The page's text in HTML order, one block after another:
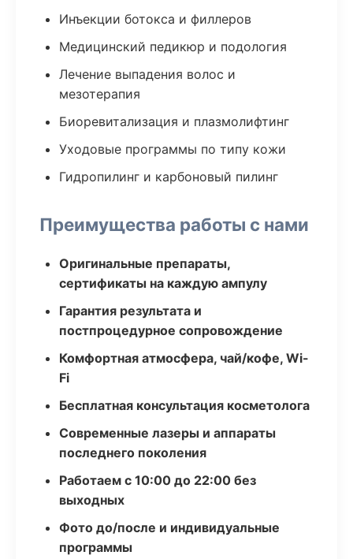
Инъекции ботокса и филлеров
Медицинский педикюр и подология
Лечение выпадения волос и
мезотерапия
Биоревитализация и плазмолифтинг
Уходовые программы по типу кожи
Гидропилинг и карбоновый пилинг
Преимущества работы с нами
Оригинальные препараты,
сертификаты на каждую ампулу
Гарантия результата и
постпроцедурное сопровождение
Комфортная атмосфера, чай/кофе, Wi-
Fi
Бесплатная консультация косметолога
Современные лазеры и аппараты
последнего поколения
Работаем с 10:00 до 22:00 без
выходных
Фото до/после и индивидуальные
программы